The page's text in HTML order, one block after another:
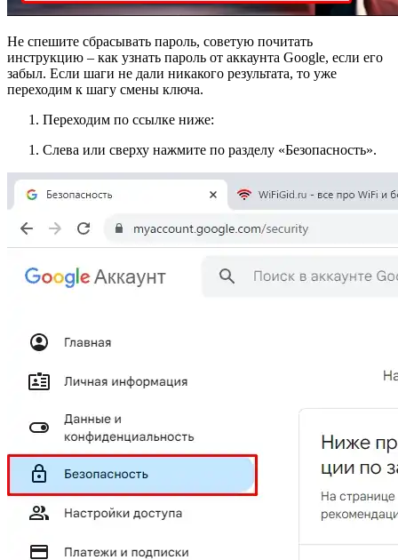
Не спешите сбрасывать пароль, советую почитать
инструкцию – как узнать пароль от аккаунта Google, если его
забыл. Если шаги не дали никакого результата, то уже
переходим к шагу смены ключа.
Переходим по ссылке ниже:
Слева или сверху нажмите по разделу «Безопасность».